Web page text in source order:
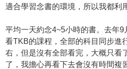
適合學習念書的環境，所以我都利
平均一天約念4~5小時的書。去年
看TKB的課程，全部的科目同步進
右，但是沒有全部看完，大概只看
了，我擔心再看下去會沒有時間複